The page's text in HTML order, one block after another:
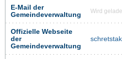
E-Mail der
Gemeindeverwaltung
Wird
Offizielle Webseite
der
Gemeindeverwaltung